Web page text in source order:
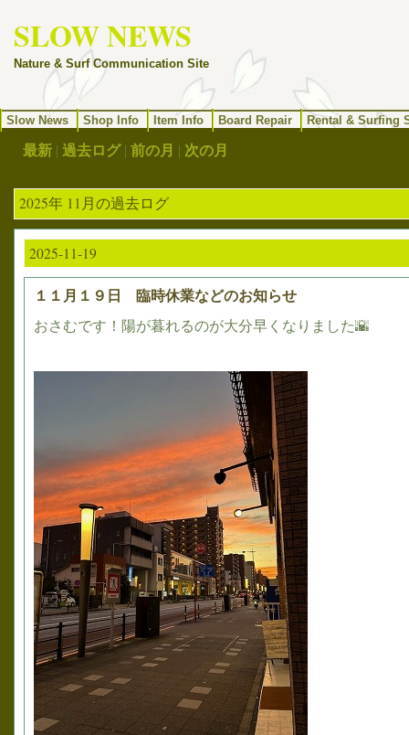
SLOW NEWS
Nature & Surf Communication Site
Slow News Shop Info Item Info Board Repair Rental & Surfing
最新 | 過去ログ| 前の月 | 次の月
2025年 11月の過去ログ
2025-11-19
１１月１９日 臨時休業などのお知らせ
おさむです！陽が暮れるのが大分早くなりました🌇